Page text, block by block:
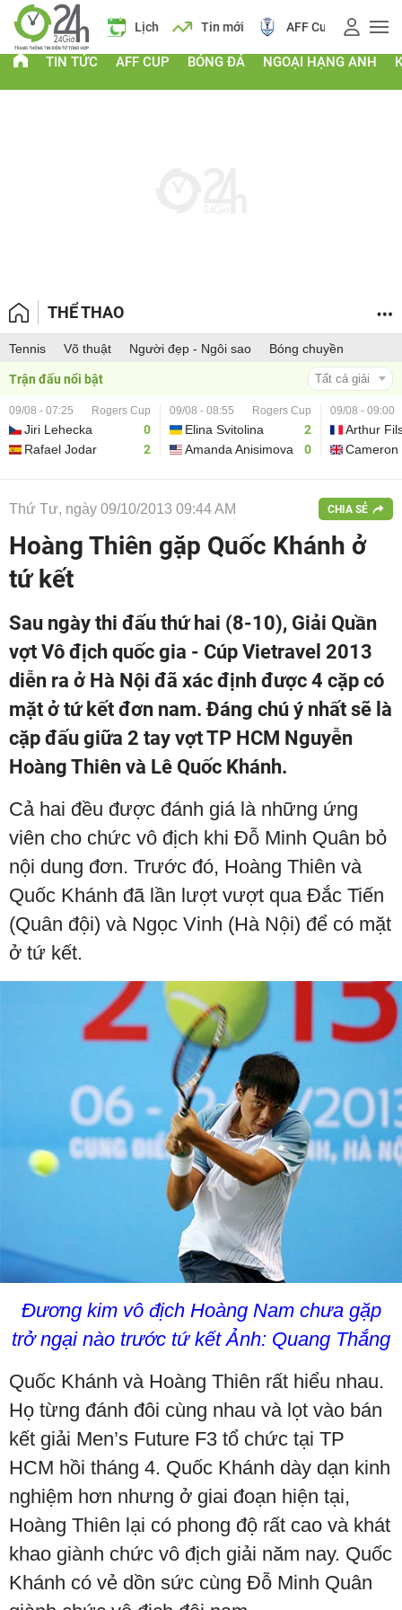
Lịch Tin mới AFF Cup Điểm chuẩn 2026
TIN TỨC AFF CUP BÓNG ĐÁ NGOẠI HẠNG ANH
THỂ THAO
Tennis Võ thuật Người đẹp - Ngôi sao Bóng chuyền
Trận đấu nổi bật Tất cả giải
09/08 - 07:25 Rogers Cup
Jiri Lehecka
0
Rafael Jodar
2
09/08 - 08:55 Rogers Cup
Elina Svitolina
2
Amanda Anisimova
0
09/08 - 09:00
Arthur
Cameron
Thứ Tư, ngày 09/10/2013 09:44 AM CHIA SẺ
Hoàng Thiên gặp Quốc Khánh ở
tứ kết
Sau ngày thi đấu thứ hai (8-10), Giải Quần
vợt Vô địch quốc gia - Cúp Vietravel 2013
diễn ra ở Hà Nội đã xác định được 4 cặp có
mặt ở tứ kết đơn nam. Đáng chú ý nhất sẽ là
cặp đấu giữa 2 tay vợt TP HCM Nguyễn
Hoàng Thiên và Lê Quốc Khánh.
Cả hai đều được đánh giá là những ứng
viên cho chức vô địch khi Đỗ Minh Quân bỏ
nội dung đơn. Trước đó, Hoàng Thiên và
Quốc Khánh đã lần lượt vượt qua Đắc Tiến
(Quân đội) và Ngọc Vinh (Hà Nội) để có mặt
ở tứ kết.
Đương kim vô địch Hoàng Nam chưa gặp
trở ngại nào trước tứ kết Ảnh: Quang Thắng
Quốc Khánh và Hoàng Thiên rất hiểu nhau.
Họ từng đánh đôi cùng nhau và lọt vào bán
kết giải Men’s Future F3 tổ chức tại TP
HCM hồi tháng 4. Quốc Khánh dày dạn kinh
nghiệm hơn nhưng ở giai đoạn hiện tại,
Hoàng Thiên lại có phong độ rất cao và khát
khao giành chức vô địch giải năm nay. Quốc
Khánh có vẻ dồn sức cùng Đỗ Minh Quân